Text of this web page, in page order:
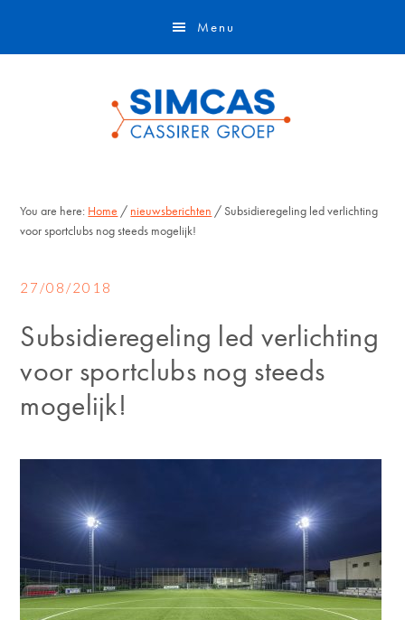
Menu
You are here: Home / nieuwsberichten / Subsidieregeling led verlichting
voor sportclubs nog steeds mogelijk!
27/08/2018
Subsidieregeling led verlichting
voor sportclubs nog steeds
mogelijk!